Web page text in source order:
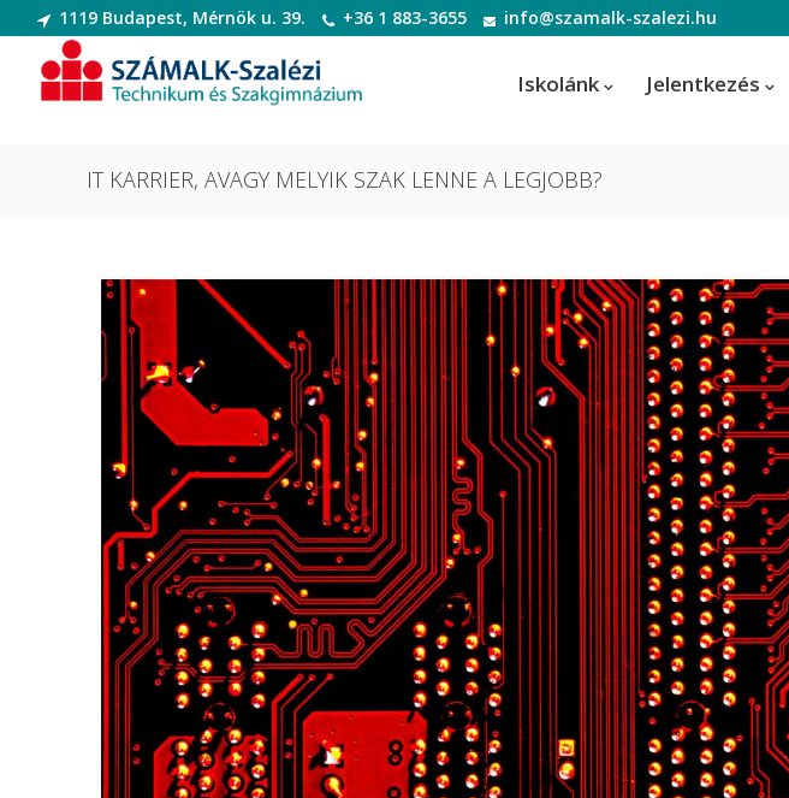
1119 Budapest, Mérnök u. 39. +36 1 883-3655 info@szamalk-szalezi.hu
Iskolánk Jelentkezés
alkalmazás-üzemeltető technikus
Informatikai rendszer- és
alkalmazás-üzemeltető technikus
Szoftverfejlesztő és -tesztelő
Szoftverfejlesztő és -tesztelő
Dekoratőr
Digitális festő és média designer
Digitális festő és média designer
Divat-, jelmez- és díszlettervező
(Divattervező)
Divat-, jelmez- és díszlettervező
(Divattervező)
Fotográfus (Kreatív fotográfus)
Fotográfus (Kreatív fotográfus)
Grafikus
Képző és iparművészeti
IT KARRIER, AVAGY MELYIK SZAK LENNE A LEGJOBB?